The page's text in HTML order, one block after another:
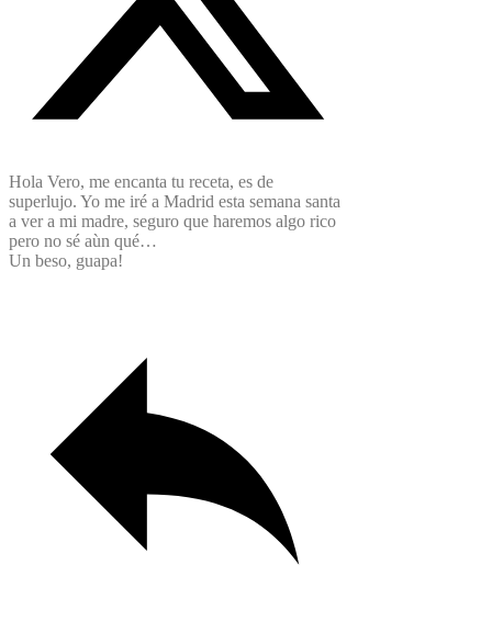
Hola Vero, me encanta tu receta, es de
superlujo. Yo me iré a Madrid esta semana santa
a ver a mi madre, seguro que haremos algo rico
pero no sé aùn qué…
Un beso, guapa!